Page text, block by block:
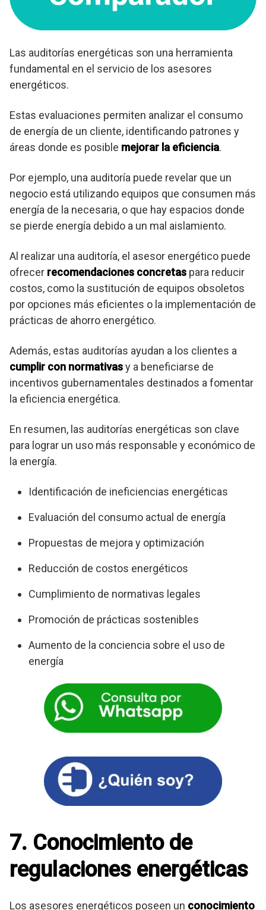
Las auditorías energéticas son una herramienta
fundamental en el servicio de los asesores
energéticos.
Estas evaluaciones permiten analizar el consumo
de energía de un cliente, identificando patrones y
áreas donde es posible mejorar la eficiencia.
Por ejemplo, una auditoría puede revelar que un
negocio está utilizando equipos que consumen más
energía de la necesaria, o que hay espacios donde
se pierde energía debido a un mal aislamiento.
Al realizar una auditoría, el asesor energético puede
ofrecer recomendaciones concretas para reducir
costos, como la sustitución de equipos obsoletos
por opciones más eficientes o la implementación de
prácticas de ahorro energético.
Además, estas auditorías ayudan a los clientes a
cumplir con normativasy a beneficiarse de
incentivos gubernamentales destinados a fomentar
la eficiencia energética.
En resumen, las auditorías energéticas son clave
para lograr un uso más responsable y económico de
la energía.
Identificación de ineficiencias energéticas
Evaluación del consumo actual de energía
Propuestas de mejora y optimización
Reducción de costos energéticos
Cumplimiento de normativas legales
Promoción de prácticas sostenibles
Aumento de la conciencia sobre el uso de
energía
7. Conocimiento de
regulaciones energéticas
Los asesores energéticos poseen un conocimiento